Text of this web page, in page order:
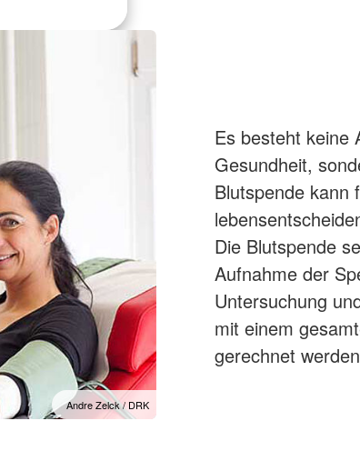
Andre Zelck / DRK
Es besteht keine
Gesundheit,
Blutspende kann
Die Blutspende
Aufnahme der
Untersuchung
mit einem
gerechnet